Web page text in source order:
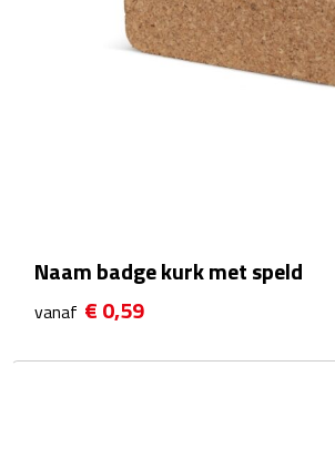
Rijbewijs- & kentekenhoezen
Zonneschermen
Fiets Accessoires
Naam badge kurk met speld
vanaf € 0,59